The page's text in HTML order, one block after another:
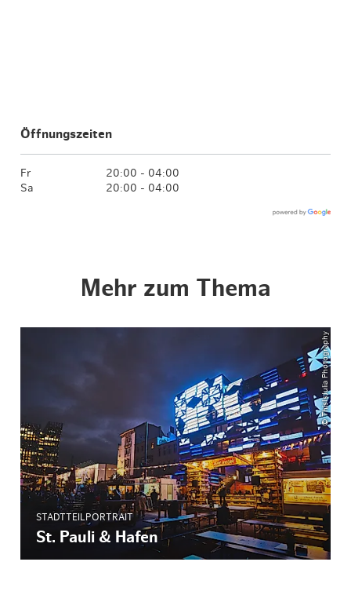
Öffnungszeiten
Fr
20:00 - 04:00
Sa
20:00 - 04:00
Mehr zum Thema
© ThisIsJulia Photography
STADTTEILPORTRAIT
St. Pauli & Hafen